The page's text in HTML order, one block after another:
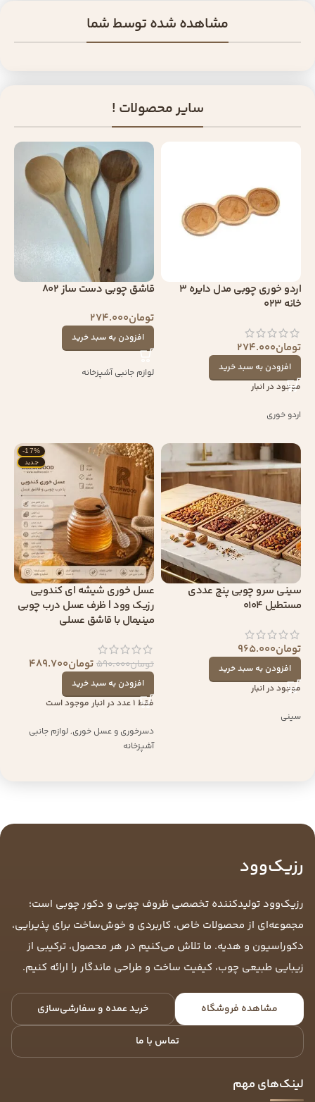
مشاهده شده توسط شما
سایر محصولات !
اردو خوری چوبی مدل دایره 3
خانه 023
تومان274.000
افزودن به سبد خرید
موجود در انبار
اردو خوری
قاشق چوبی دست ساز 802
تومان274.000
افزودن به سبد خرید
لوازم جانبی آشپزخانه
سینی سرو چوبی پنج عددی
مستطیل 0104
تومان965.000
افزودن به سبد خرید
موجود در انبار
سینی
-17%
جدید
عسل خوری شیشه ای کندویی
رزیک وود | ظرف عسل درب چوبی
مینیمال با قاشق عسلی
تومان590.000تومان489.700
افزودن به سبد خرید
فقط 1 عدد در انبار موجود است
دسرخوری و عسل خوری,لوازم جانبی
آشپزخانه
رزیک‌وود
رزیک‌وود تولیدکننده تخصصی ظروف چوبی و دکور چوبی است؛
مجموعه‌ای از محصولات خاص، کاربردی و خوش‌ساخت برای پذیرایی،
دکوراسیون و هدیه. ما تلاش می‌کنیم در هر محصول، ترکیبی از
زیبایی طبیعی چوب، کیفیت ساخت و طراحی ماندگار را ارائه کنیم.
مشاهده فروشگاه خرید عمده و سفارشی‌سازی
تماس با ما
لینک‌های مهم